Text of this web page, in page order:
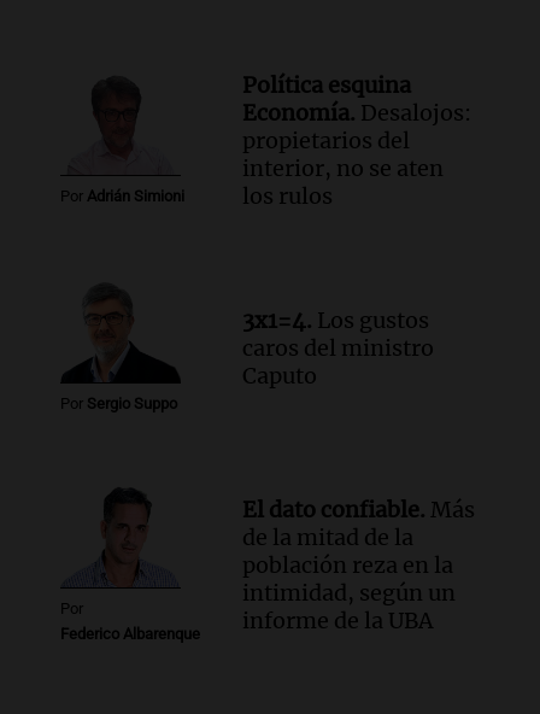
Una mañana para todos
Episodios
Altas Cumbres: rescataron a una
cabra que llevaba ocho días atrapada en
Audio.
Chile planteó mejorar la
conectividad fronteriza, aérea y digital
con Jujuy
Panorama Federal
Episodios
Por Adrián Simioni
Política esquina
Economía. Desalojos:
propietarios del
interior, no se aten
los rulos
Por Sergio Suppo
3x1=4. Los gustos
caros del ministro
Caputo
Por
Federico Albarenque
El dato confiable. Más
de la mitad de la
población reza en la
intimidad, según un
informe de la UBA